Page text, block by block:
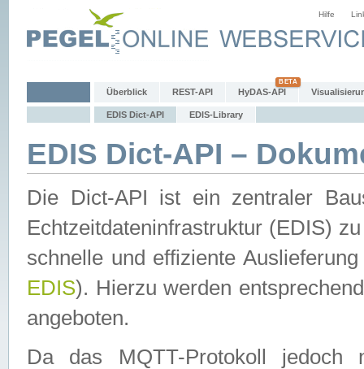
Hilfe
Überblick REST-API HyDAS-API
EDIS Dict-API EDIS-Library
EDIS Dict-API –
Die Dict-API ist ein zentraler
Echtzeitdateninfrastruktur (EDIS)
schnelle und effiziente
EDIS). Hierzu werden
angeboten.
Da das MQTT-Protokoll jedoch